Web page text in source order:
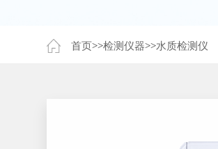
首页>>检测仪器>>水质检测仪